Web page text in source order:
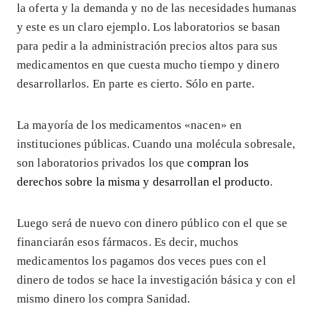
la oferta y la demanda y no de las necesidades humanas
y este es un claro ejemplo. Los laboratorios se basan
para pedir a la administración precios altos para sus
medicamentos en que cuesta mucho tiempo y dinero
desarrollarlos. En parte es cierto. Sólo en parte.
La mayoría de los medicamentos «nacen» en
instituciones públicas. Cuando una molécula sobresale,
son laboratorios privados los quecompran los
derechos sobre la misma y desarrollan el producto.
Luego será de nuevo con dinero público con el que se
financiarán esos fármacos. Es decir, muchos
medicamentos los pagamos dos veces pues con el
dinero de todos se hace la investigación básica y con el
mismo dinero los compra Sanidad.